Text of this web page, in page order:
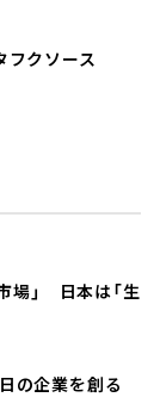
フクソース
場」 日本は「生
の企業を創る